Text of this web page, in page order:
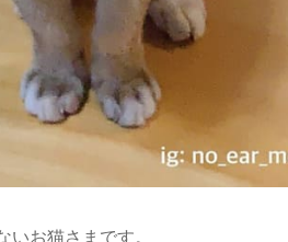
お猫さまです。